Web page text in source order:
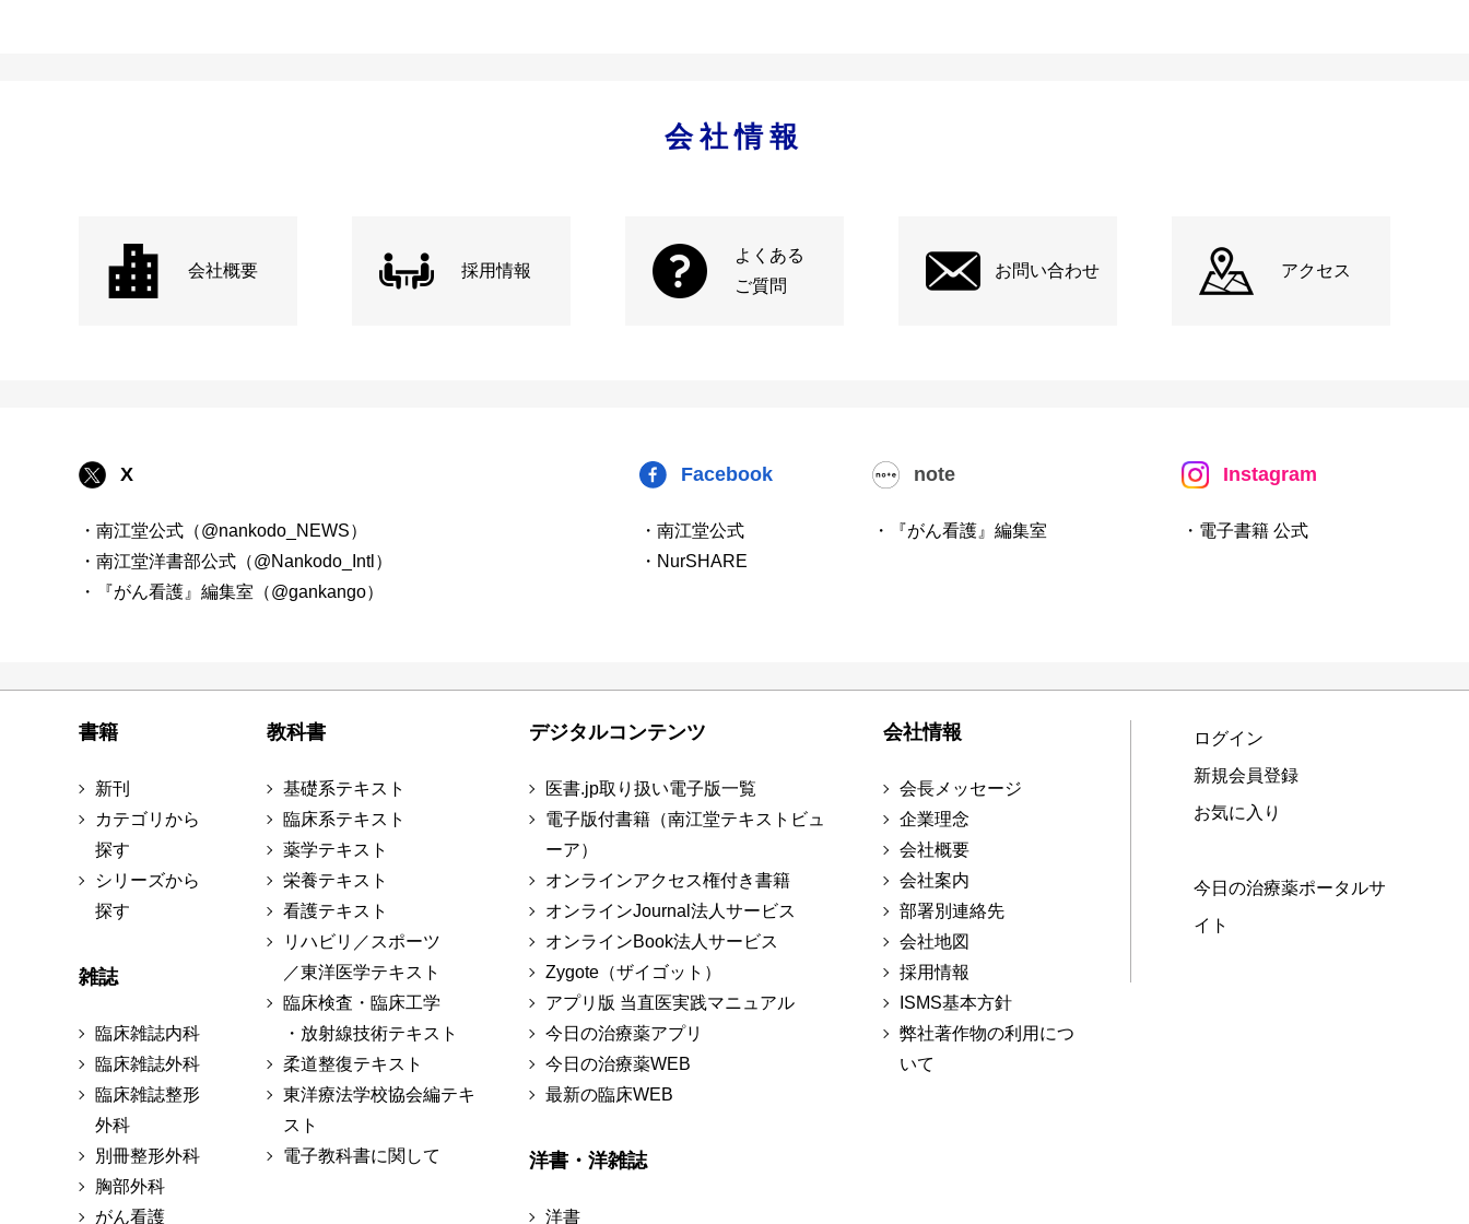
会社情報
会社概要 採用情報
よくある
ご質問
お問い合わせ アクセス
X
・南江堂公式（@nankodo_NEWS）
・南江堂洋書部公式（@Nankodo_Intl）
・『がん看護』編集室（@gankango）
Facebook
・南江堂公式
・NurSHARE
note
・『がん看護』編集室
Instagram
・電子書籍 公式
書籍
新刊
カテゴリから
探す
シリーズから
探す
雑誌
臨床雑誌内科
臨床雑誌外科
臨床雑誌整形
外科
別冊整形外科
胸部外科
がん看護
教科書
基礎系テキスト
臨床系テキスト
薬学テキスト
栄養テキスト
看護テキスト
リハビリ／スポーツ
／東洋医学テキスト
臨床検査・臨床工学
・放射線技術テキスト
柔道整復テキスト
東洋療法学校協会編テキ
スト
電子教科書に関して
デジタルコンテンツ
医書.jp取り扱い電子版一覧
電子版付書籍（南江堂テキストビュ
ーア）
オンラインアクセス権付き書籍
オンラインJournal法人サービス
オンラインBook法人サービス
Zygote（ザイゴット）
アプリ版 当直医実践マニュアル
今日の治療薬アプリ
今日の治療薬WEB
最新の臨床WEB
洋書・洋雑誌
洋書
会社情報
会長メッセージ
企業理念
会社概要
会社案内
部署別連絡先
会社地図
採用情報
ISMS基本方針
弊社著作物の利用につ
いて
ログイン
新規会員登録
お気に入り
今日の治療薬ポータルサ
イト